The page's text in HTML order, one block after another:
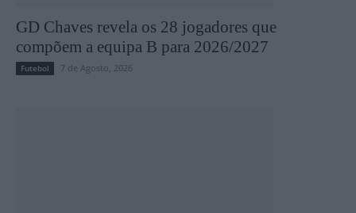
GD Chaves revela os 28 jogadores que
compõem a equipa B para 2026/2027
Futebol 7 de Agosto, 2026